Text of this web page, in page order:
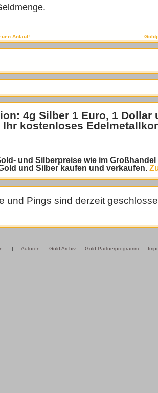
Anlauf!
4g Silber 1 Euro, 1 Dollar
Ihr kostenloses
und Silberpreise wie im
und Silber kaufen und verkaufen.
und Pings sind derzeit
| Autoren Gold Archiv Gold Partnerprogramm